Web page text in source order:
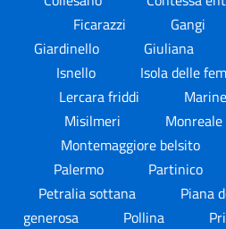
Ficarazzi
Gangi
Giardinello
Giuliana
Isnello
Isola delle
Lercara friddi
Misilmeri
Monreale
Montemaggiore belsito
Palermo
Partinico
Petralia sottana
Piana
generosa
Pollina